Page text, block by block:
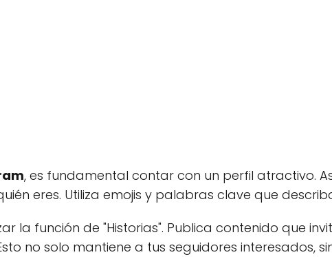
, es fundamental contar con un perfil atractivo.
eres. Utiliza emojis y palabras clave que
la función de "Historias". Publica contenido que
no solo mantiene a tus seguidores interesados,